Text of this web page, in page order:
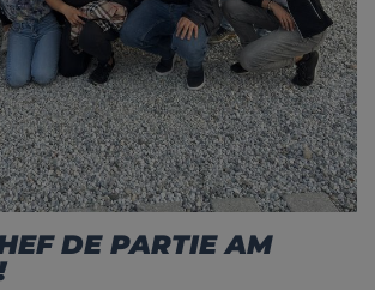
DE PARTIE AM